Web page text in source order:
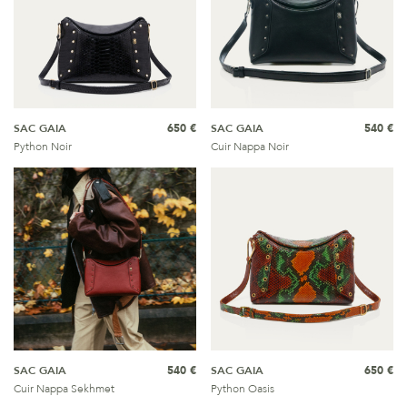
SAC GAIA
Python Noir
650 €
SAC GAIA
Cuir Nappa Noir
540 €
SAC GAIA
Cuir Nappa Sekhmet
540 €
SAC GAIA
Python Oasis
650 €